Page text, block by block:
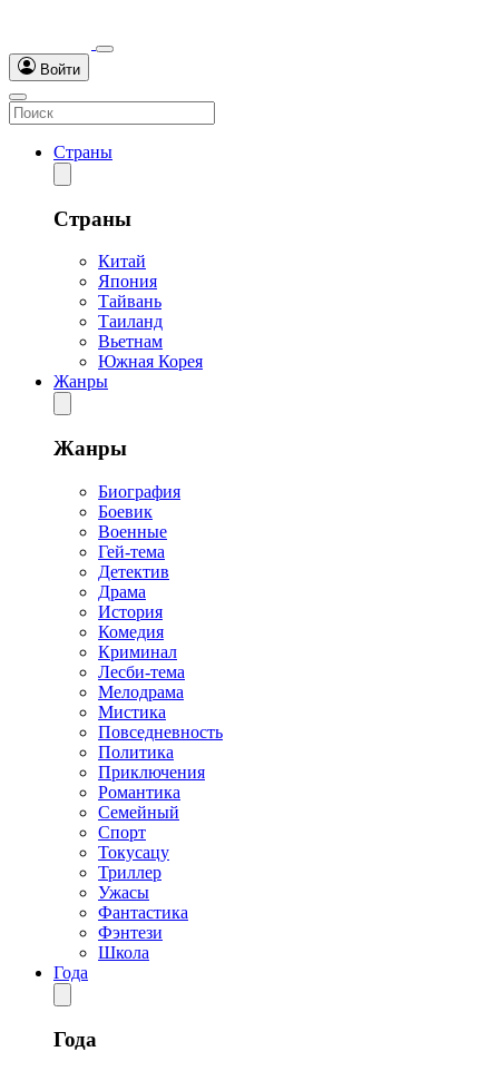
Войти
Страны
Страны
Китай
Япония
Тайвань
Таиланд
Вьетнам
Южная Корея
Жанры
Жанры
Биография
Боевик
Военные
Гей-тема
Детектив
Драма
История
Комедия
Криминал
Лесби-тема
Мелодрама
Мистика
Повседневность
Политика
Приключения
Романтика
Семейный
Спорт
Токусацу
Триллер
Ужасы
Фантастика
Фэнтези
Школа
Года
Года